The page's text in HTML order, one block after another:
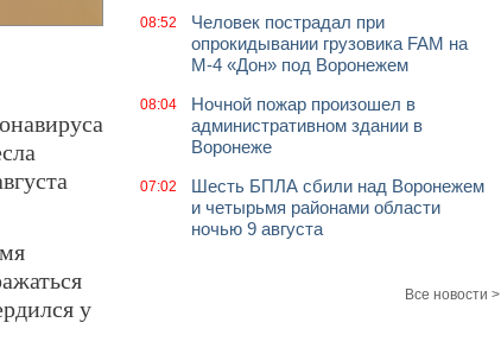
у
08:52
Человек пострадал при
опрокидывании грузовика FAM на
М-4 «Дон» под Воронежем
08:04
Ночной пожар произошел в
административном здании в
Воронеже
07:02
Шесть БПЛА сбили над Воронежем
и четырьмя районами области
ночью 9 августа
Все новости >